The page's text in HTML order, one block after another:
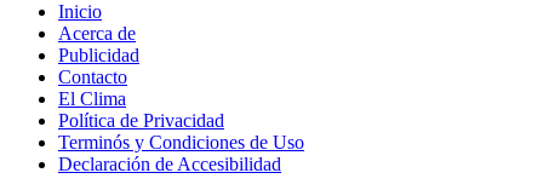
Inicio
Acerca de
Publicidad
Contacto
El Clima
Política de Privacidad
Terminós y Condiciones de Uso
Declaración de Accesibilidad